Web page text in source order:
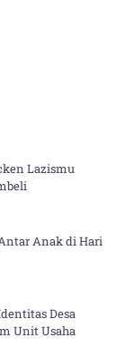
Lazismu
Anak di Hari
Desa
Unit Usaha